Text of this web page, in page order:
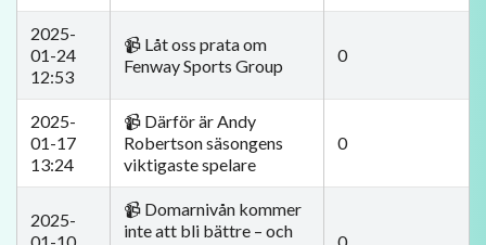
2025-
01-24
12:53
📹 Låt oss prata om
Fenway Sports Group
0
2025-
01-17
13:24
📹 Därför är Andy
Robertson säsongens
viktigaste spelare
0
2025-
📹 Domarnivån kommer
inte att bli bättre – och